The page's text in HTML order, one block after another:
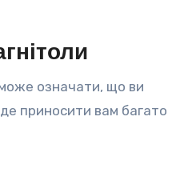
означати, що ви
приносити вам багато